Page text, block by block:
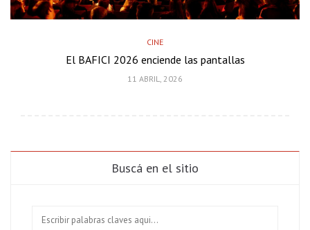
CINE
El BAFICI 2026 enciende las pantallas
11 ABRIL, 2026
Buscá en el sitio